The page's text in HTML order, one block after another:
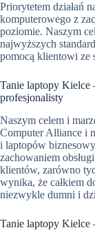
Priorytetem działań
komputerowego z
poziomie. Naszym
najwyższych
pomocą klientowi ze
Tanie laptopy
profesjonalisty
Naszym celem i
Computer Alliance i
i laptopów
zachowaniem
klientów, zarówno
wynika, że całkiem
niezwykle dumni i
Tanie laptopy Kielce